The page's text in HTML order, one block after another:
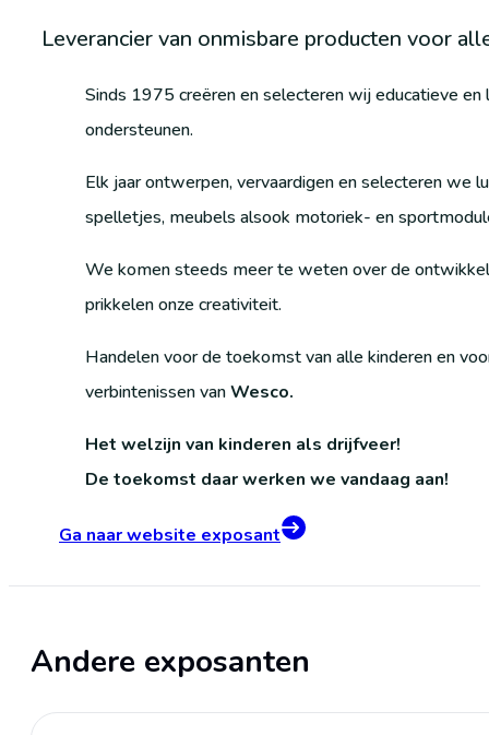
Leverancier van onmisbare producten voor
Sinds 1975 creëren en selecteren wij educatieve
ondersteunen.
Elk jaar ontwerpen, vervaardigen en selecteren we
spelletjes, meubels alsook motoriek- en
We komen steeds meer te weten over de
prikkelen onze creativiteit.
Handelen voor de toekomst van alle kinderen en
verbintenissen vanWesco.
Het welzijn van kinderen als drijfveer!
De toekomst daar werken we vandaag aan!
Ga naar website exposant
Andere exposanten